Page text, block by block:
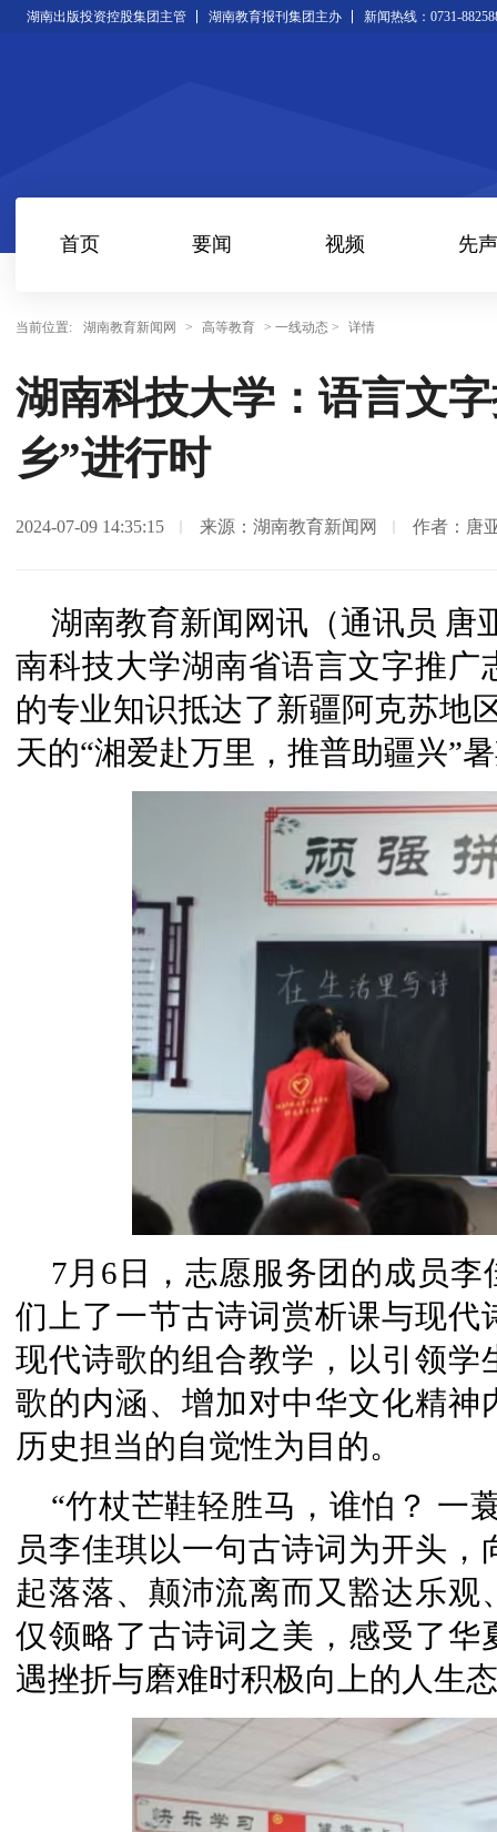
湖南出版投资控股集团主管 湖南教育报刊集团主办 新闻热线：0731-
首页 要闻 视频 先声
当前位置: 湖南教育新闻网 > 高等教育 > 一线动态 > 详情
湖南科技大学：语言文
乡”进行时
2024-07-09 14:35:15 来源：湖南教育新闻网 作者：唐
湖南教育新闻网讯（通讯员 唐
南科技大学湖南省语言文字推
的专业知识抵达了新疆阿克苏地
天的“湘爱赴万里，推普助疆兴”
7月6日，志愿服务团的成员
们上了一节古诗词赏析课与现
现代诗歌的组合教学，以引领
歌的内涵、增加对中华文化精
历史担当的自觉性为目的。
“竹杖芒鞋轻胜马，谁怕？ 一
员李佳琪以一句古诗词为开头
起落落、颠沛流离而又豁达乐
仅领略了古诗词之美，感受了
遇挫折与磨难时积极向上的人生